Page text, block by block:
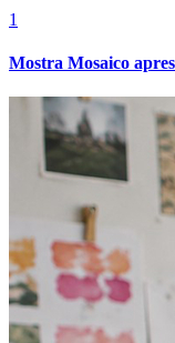
Santos
1
Mostra Mosaico